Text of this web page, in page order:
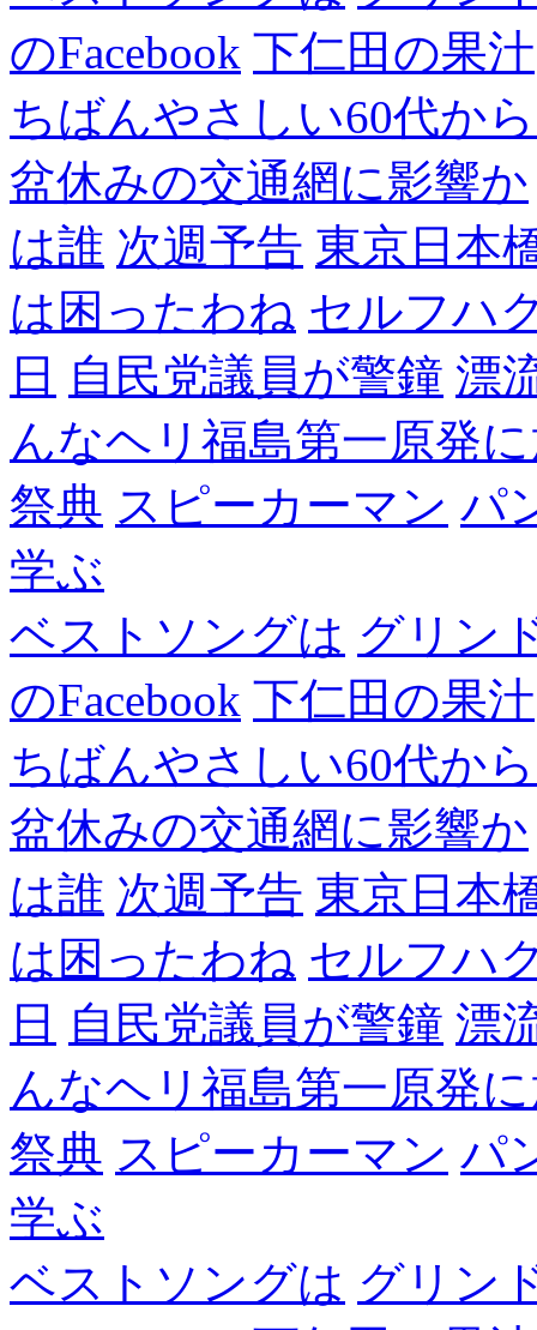
のFacebook 下仁田の果汁
ちばんやさしい60代から
盆休みの交通網に影響か
は誰 次週予告 東京日本
は困ったわね セルフハ
日 自民党議員が警鐘 漂
んなヘリ福島第一原発
祭典 スピーカーマン パ
学ぶ
ベストソングは グリン
のFacebook 下仁田の果汁
ちばんやさしい60代から
盆休みの交通網に影響か
は誰 次週予告 東京日本
は困ったわね セルフハ
日 自民党議員が警鐘 漂
んなヘリ福島第一原発
祭典 スピーカーマン パ
学ぶ
ベストソングは グリン